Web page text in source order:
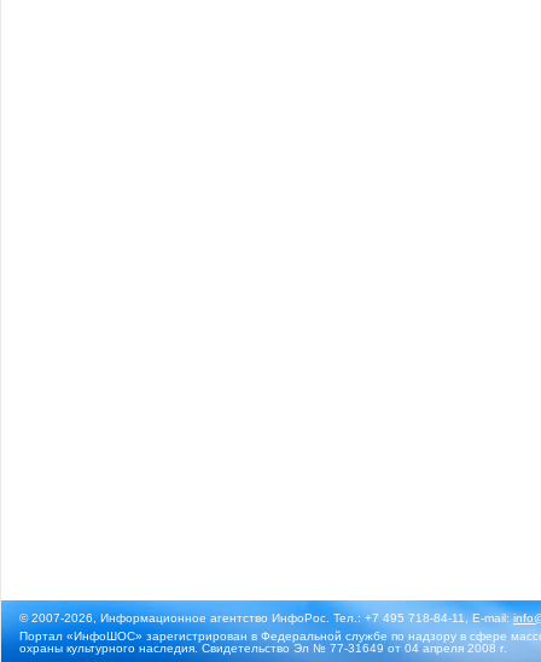
© 2007-2026, Информационное агентство ИнфоРос. Тел.: +7 495 718-84-11, E-mail:
Портал «ИнфоШОС» зарегистрирован в Федеральной службе по надзору в сфере
охраны культурного наследия. Свидетельство Эл № 77-31649 от 04 апреля 2008 г.